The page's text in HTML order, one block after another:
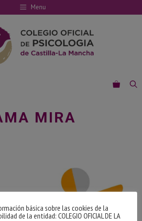
Menu
MIRA
básica sobre las cookies de la
de la entidad: COLEGIO OFICIAL DE LA